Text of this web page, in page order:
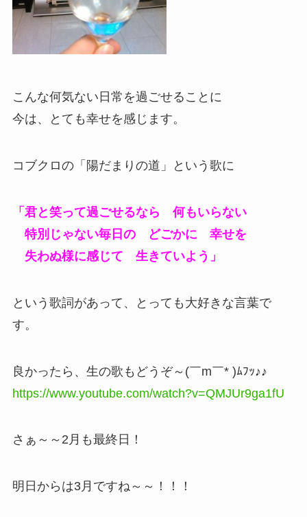
こんな何気ない日常を過ごせることに
今は、とても幸せを感じます。
コブクロの「陽だまりの道」という歌に
「君と笑って過ごせるなら 何もいらない
特別じゃない毎日の どごかに 幸せを
失わぬ様に感じて 生きていよう」
という歌詞があって、とっても大好きな言葉で
す。
良かったら、生の歌もどうぞ～(￣m￣* )ﾑﾌｯ♪♪
https://www.youtube.com/watch?v=QMJUr9ga1fU
さぁ～～2月も最終日！
明日からは3月ですね～～！！！